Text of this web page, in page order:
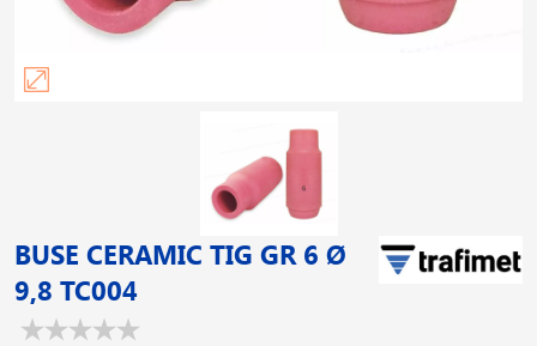
BUSE CERAMIC TIG GR 6 Ø
9,8 TC004